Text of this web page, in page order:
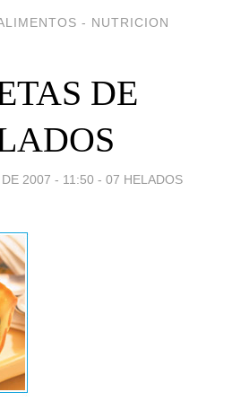
- NUTRICION
DE
2007 - 11:50 - 07 HELADOS